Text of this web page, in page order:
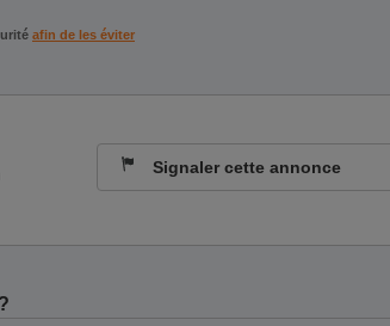
afin de les éviter
Signaler cette annonce